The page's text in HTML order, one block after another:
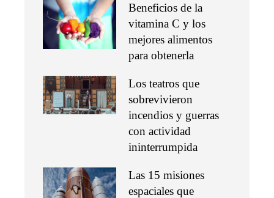
Beneficios de la
vitamina C y los
mejores alimentos
para obtenerla
Los teatros que
sobrevivieron
incendios y guerras
con actividad
ininterrumpida
Las 15 misiones
espaciales que